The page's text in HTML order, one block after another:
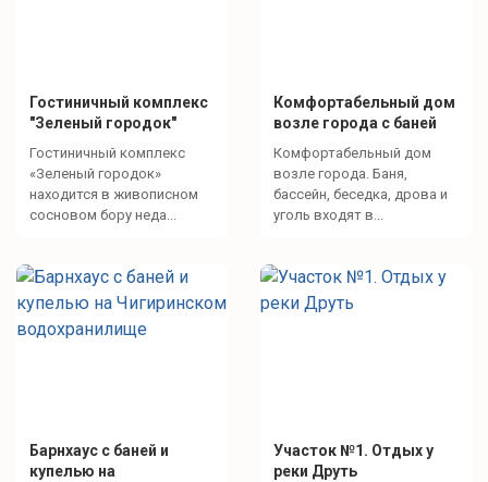
Гостиничный комплекс
"Зеленый городок"
Гостиничный комплекс
«Зеленый городок»
находится в живописном
сосновом бору неда...
Комфортабельный дом
возле города с баней
Комфортабельный дом
возле города. Баня,
бассейн, беседка, дрова и
уголь входят в...
Барнхаус с баней и
купелью на
Участок №1. Отдых у
реки Друть